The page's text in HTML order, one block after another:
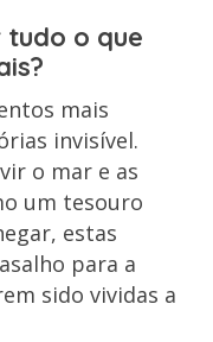
o que
mais
invisível.
o mar e as
um tesouro
estas
para a
sido vividas a